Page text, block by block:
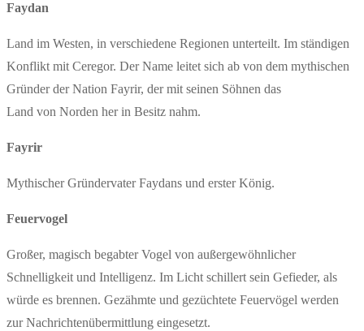
Faydan
Land im Westen, in verschiedene Regionen unterteilt. Im ständigen
Konflikt mit Ceregor. Der Name leitet sich ab von dem mythischen
Gründer der Nation Fayrir, der mit seinen Söhnen das
Land von Norden her in Besitz nahm.
Fayrir
Mythischer Gründervater Faydans und erster König.
Feuervogel
Großer, magisch begabter Vogel von außergewöhnlicher
Schnelligkeit und Intelligenz. Im Licht schillert sein Gefieder, als
würde es brennen. Gezähmte und gezüchtete Feuervögel werden
zur Nachrichtenübermittlung eingesetzt.